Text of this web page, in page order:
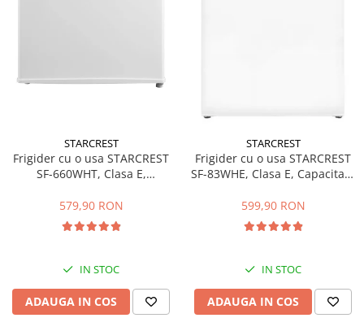
STARCREST
Frigider cu o usa STARCREST
SF-660WHT, Clasa E,
579,90 RON
IN STOC
ADAUGA IN COS
STARCREST
Frigider cu o usa STARCREST
SF-83WHE, Clasa E, Capacitate
Compartiment gheata, H 85
cm, Alb
599,90 RON
IN STOC
ADAUGA IN COS